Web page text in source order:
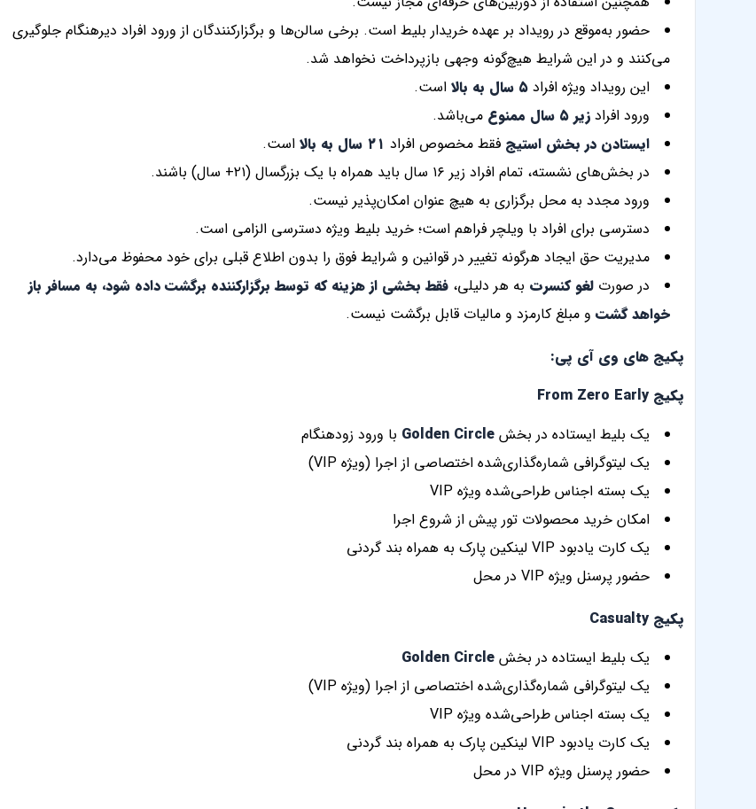
حضور به‌موقع در رویداد بر عهده خریدار بلیط است. برخی سالن‌ها و برگزارکنندگان از ورود افراد دیرهنگام جلوگیری
می‌کنند و در این شرایط هیچ‌گونه وجهی بازپرداخت نخواهد شد.
این رویداد ویژه افراد
است.
ورود افراد زیر ۵ سال ممنوع
می‌باشد.
ایستادن در بخش استیج فقط مخصوص افراد
است.
در بخش‌های نشسته، تمام افراد زیر ۱۶ سال باید همراه با یک بزرگسال (۲۱+ سال) باشند.
ورود مجدد به محل برگزاری به هیچ عنوان امکان‌پذیر نیست.
دسترسی برای افراد با ویلچر فراهم است؛ خرید بلیط ویژه دسترسی الزامی است.
مدیریت حق ایجاد هرگونه تغییر در قوانین و شرایط فوق را بدون اطلاع قبلی برای خود محفوظ می‌دارد.
در صورت لغو کنسرت به هر دلیلی، فقط بخشی از هزینه که توسط برگزارکننده برگشت داده شود، به مسافر باز
خواهد گشت و مبلغ کارمزد و مالیات قابل برگشت نیست.
پکیج های وی آی پی:
پکیج From Zero Early
یک بلیط ایستاده در بخش Golden Circle با ورود زودهنگام
یک لیتوگرافی شماره‌گذاری‌شده اختصاصی از اجرا (ویژه VIP)
یک بسته اجناس طراحی‌شده ویژه VIP
امکان خرید محصولات تور پیش از شروع اجرا
یک کارت یادبود VIP لینکین پارک به همراه بند گردنی
حضور پرسنل ویژه VIP در محل
پکیج Casualty
یک بلیط ایستاده در بخش Golden Circle
یک لیتوگرافی شماره‌گذاری‌شده اختصاصی از اجرا (ویژه VIP)
یک بسته اجناس طراحی‌شده ویژه VIP
یک کارت یادبود VIP لینکین پارک به همراه بند گردنی
حضور پرسنل ویژه VIP در محل